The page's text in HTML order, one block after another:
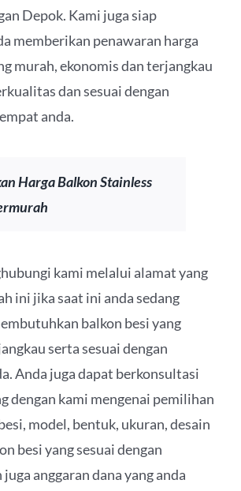
Depok. Kami juga siap
memberikan penawaran harga
murah, ekonomis dan terjangkau
dan sesuai dengan
anda.
Harga Balkon Stainless
kami melalui alamat yang
ini jika saat ini anda sedang
balkon besi yang
serta sesuai dengan
Anda juga dapat berkonsultasi
dengan kami mengenai pemilihan
model, bentuk, ukuran, desain
besi yang sesuai dengan
anggaran dana yang anda